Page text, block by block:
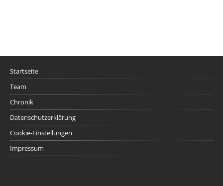
Startseite
Team
Chronik
Datenschutzerklärung
Cookie-Einstellungen
Impressum